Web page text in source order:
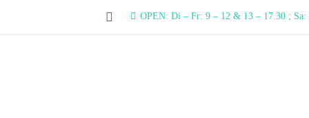
OPEN: Di – Fr: 9 – 12 & 13 – 17.30 ; Sa: